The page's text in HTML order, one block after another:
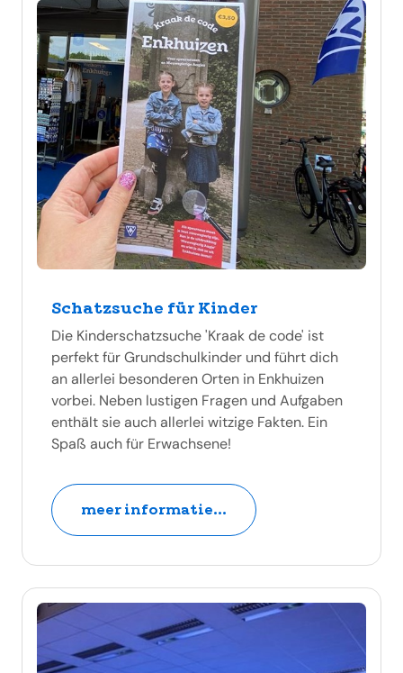
Schatzsuche für Kinder
Die Kinderschatzsuche 'Kraak de code' ist
perfekt für Grundschulkinder und führt dich
an allerlei besonderen Orten in Enkhuizen
vorbei. Neben lustigen Fragen und Aufgaben
enthält sie auch allerlei witzige Fakten. Ein
Spaß auch für Erwachsene!
meer informatie...